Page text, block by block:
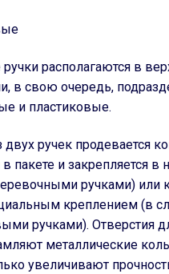
располагаются в
в свою очередь,
и пластиковые.
двух ручек продевается
в пакете и закрепляется в
ручками) или
креплением (в
ручками). Отверстия
металлические
увеличивают